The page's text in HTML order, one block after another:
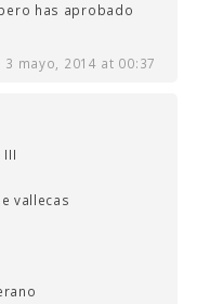
has aprobado
3 mayo, 2014 at 00:37
III
vallecas